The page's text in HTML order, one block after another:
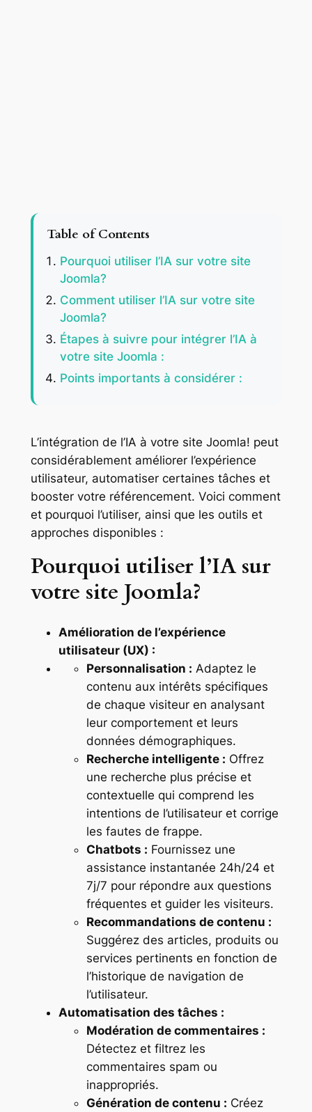
Table of Contents
Pourquoi utiliser l’IA sur votre site
Joomla?
Comment utiliser l’IA sur votre site
Joomla?
Étapes à suivre pour intégrer l’IA à
votre site Joomla :
Points importants à considérer :
L’intégration de l’IA à votre site Joomla! peut
considérablement améliorer l’expérience
utilisateur, automatiser certaines tâches et
booster votre référencement. Voici comment
et pourquoi l’utiliser, ainsi que les outils et
approches disponibles :
Pourquoi utiliser l’IA sur
votre site Joomla?
Amélioration de l’expérience
utilisateur (UX) :
Personnalisation : Adaptez le
contenu aux intérêts spécifiques
de chaque visiteur en analysant
leur comportement et leurs
données démographiques.
Recherche intelligente : Offrez
une recherche plus précise et
contextuelle qui comprend les
intentions de l’utilisateur et corrige
les fautes de frappe.
Chatbots : Fournissez une
assistance instantanée 24h/24 et
7j/7 pour répondre aux questions
fréquentes et guider les visiteurs.
Recommandations de contenu :
Suggérez des articles, produits ou
services pertinents en fonction de
l’historique de navigation de
l’utilisateur.
Automatisation des tâches :
Modération de commentaires :
Détectez et filtrez les
commentaires spam ou
inappropriés.
Génération de contenu : Créez